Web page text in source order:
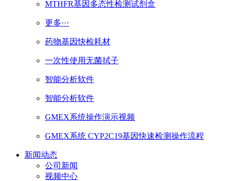
MTHFR基因多态性检测试剂盒
更多···
药物基因快检耗材
一次性使用无菌拭子
智能分析软件
智能分析软件
GMEX系统操作演示视频
GMEX系统 CYP2C19基因快速检测操作流程
新闻动态
公司新闻
视频中心